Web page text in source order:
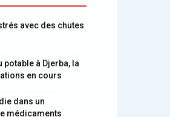
avec des chutes
potable à Djerba, la
en cours
dans un
médicaments